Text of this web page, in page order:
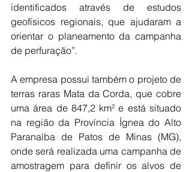
identificados através de estudos
geofísicos regionais, que ajudaram a
orientar o planeamento da campanha
de perfuração”.
A empresa possui também o projeto de
terras raras Mata da Corda, que cobre
uma área de 847,2 km² e está situado
na região da Província Ígnea do Alto
Paranaíba de Patos de Minas (MG),
onde será realizada uma campanha de
amostragem para definir os alvos de